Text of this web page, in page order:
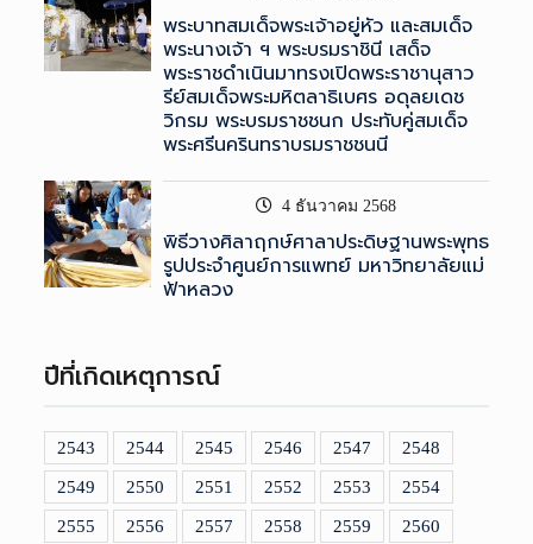
พระบาทสมเด็จพระเจ้าอยู่หัว และสมเด็จ
พระนางเจ้า ฯ พระบรมราชินี เสด็จ
พระราชดำเนินมาทรงเปิดพระราชานุสาว
รีย์สมเด็จพระมหิตลาธิเบศร อดุลยเดช
วิกรม พระบรมราชชนก ประทับคู่สมเด็จ
พระศรีนครินทราบรมราชชนนี
4 ธันวาคม 2568
พิธีวางศิลาฤกษ์ศาลาประดิษฐานพระพุทธ
รูปประจำศูนย์การแพทย์ มหาวิทยาลัยแม่
ฟ้าหลวง
ปีที่เกิดเหตุการณ์
2543 2544 2545 2546 2547 2548
2549 2550 2551 2552 2553 2554
2555 2556 2557 2558 2559 2560